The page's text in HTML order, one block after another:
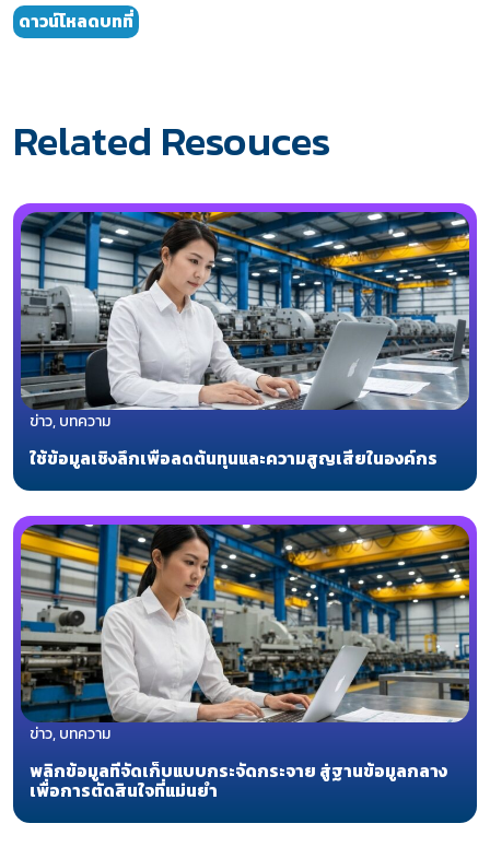
ดาวน์โหลดบทที่
Related Resouces
ข่าว, บทความ
ใช้ข้อมูลเชิงลึกเพื่อลดต้นทุนและความสูญเสียในองค์กร
ข่าว, บทความ
พลิกข้อมูลที่จัดเก็บแบบกระจัดกระจาย สู่ฐานข้อมูลกลาง
เพื่อการตัดสินใจที่แม่นยำ